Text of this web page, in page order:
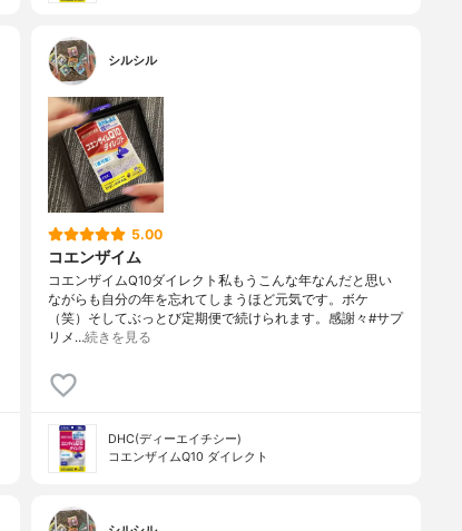
シルシル
5.00
コエンザイム
コエンザイムQ10ダイレクト私もうこんな年なんだと思い
ながらも自分の年を忘れてしまうほど元気です。ボケ
（笑）そしてぶっとび定期便で続けられます。感謝々#サプ
リメ…続きを見る
DHC(ディーエイチシー)
コエンザイムQ10 ダイレクト